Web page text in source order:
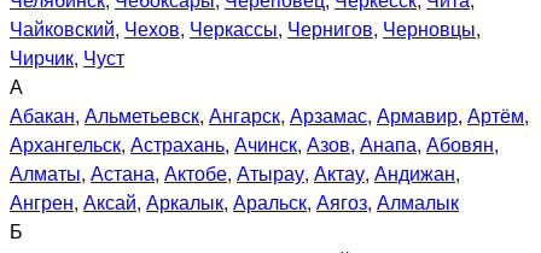
Чайковский, Чехов, Черкассы, Чернигов, Черновцы,
Чирчик, Чуст
А
Абакан, Альметьевск, Ангарск, Арзамас, Армавир, Артём,
Архангельск, Астрахань, Ачинск, Азов, Анапа, Абовян,
Алматы, Астана, Актобе, Атырау, Актау, Андижан,
Ангрен, Аксай, Аркалык, Аральск, Аягоз, Алмалык
Б